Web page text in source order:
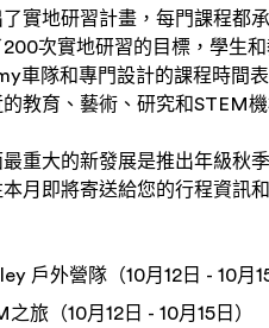
實地研習計畫，每門課程都
次實地研習的目標，學生
車隊和專門設計的課程時間
教育、藝術、研究和STEM
重大的新發展是推出年級秋
月即將寄送給您的行程資訊
戶外營隊（10月12日 - 10月15
旅（10月12日 - 10月15日）